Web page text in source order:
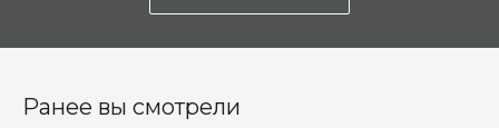
Ранее вы смотрели